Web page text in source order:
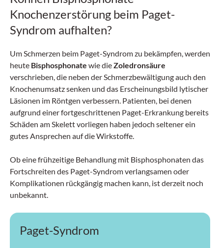
Knochenzerstörung beim Paget-
Syndrom aufhalten?
Um Schmerzen beim Paget-Syndrom zu bekämpfen, werden
heute Bisphosphonate wie dieZoledronsäure
verschrieben, die neben der Schmerzbewältigung auch den
Knochenumsatz senken und das Erscheinungsbild lytischer
Läsionen im Röntgen verbessern. Patienten, bei denen
aufgrund einer fortgeschrittenen Paget-Erkrankung bereits
Schäden am Skelett vorliegen haben jedoch seltener ein
gutes Ansprechen auf die Wirkstoffe.
Ob eine frühzeitige Behandlung mit Bisphosphonaten das
Fortschreiten des Paget-Syndrom verlangsamen oder
Komplikationen rückgängig machen kann, ist derzeit noch
unbekannt.
Paget-Syndrom